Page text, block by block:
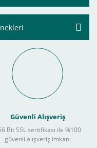
Güvenli Alışveriş
Bit SSL sertifikası ile %100
güvenli alışveriş imkanı